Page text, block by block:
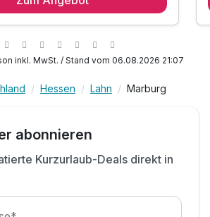
und
& Kartenmaterial über Marburg
inkl. MwSt. / Stand vom 06.08.2026 21:07
Hessen Lahn Marburg
abonnieren
Kurzurlaub-Deals direkt in